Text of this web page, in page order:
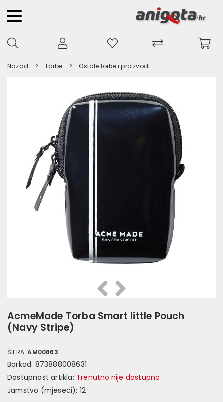
Nazad Torbe Ostale torbe i proizvodi
PrethodnaSlijedeća
AcmeMade Torba Smart little Pouch
(Navy Stripe)
ŠIFRA:AM00863
Barkod: 873888008631
Dostupnost artikla: Trenutno nije dostupno
Jamstvo (mjeseci): 12